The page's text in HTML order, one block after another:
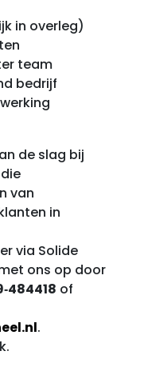
in overleg)
team
bedrijf
de slag bij
van
in
via Solide
ons op door
of
.